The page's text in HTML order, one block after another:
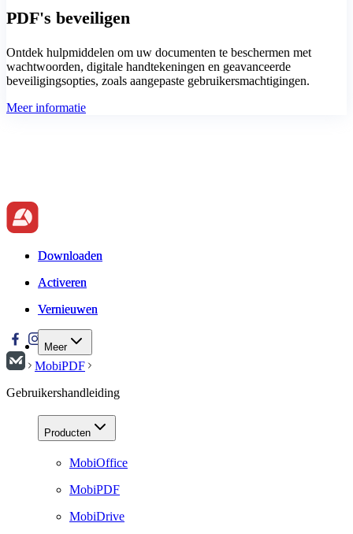
PDF's beveiligen
Ontdek hulpmiddelen om uw documenten te beschermen met
wachtwoorden, digitale handtekeningen en geavanceerde
beveiligingsopties, zoals aangepaste gebruikersmachtigingen.
Meer informatie
Downloaden
Activeren
Vernieuwen
Meer
Downloaden
Activeren
Vernieuwen
MobiPDF
Gebruikershandleiding
Producten
MobiOffice
MobiPDF
MobiDrive